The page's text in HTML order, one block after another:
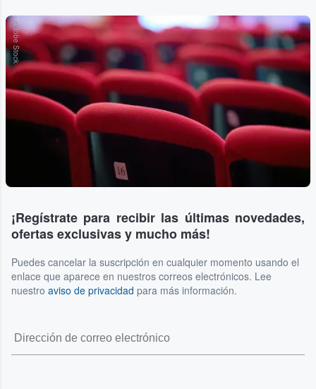
Adobe Stock
¡Regístrate para recibir las últimas novedades,
ofertas exclusivas y mucho más!
Puedes cancelar la suscripción en cualquier momento usando el
enlace que aparece en nuestros correos electrónicos. Lee
nuestro aviso de privacidad para más información.